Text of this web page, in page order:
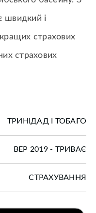
швидкий і
страхових
страхових
ТРИНІДАД І ТОБАГО
ВЕР 2019 - ТРИВАЄ
СТРАХУВАННЯ